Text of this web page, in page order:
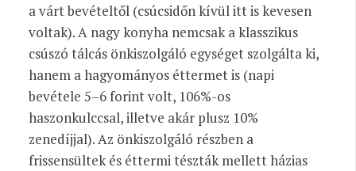
a várt bevételtől (csúcsidőn kívül itt is kevesen
voltak). A nagy konyha nemcsak a klasszikus
csúszó tálcás önkiszolgáló egységet szolgálta ki,
hanem a hagyományos éttermet is (napi
bevétele 5–6 forint volt, 106%-os
haszonkulccsal, illetve akár plusz 10%
zenedíjjal). Az önkiszolgáló részben a
frissensültek és éttermi tészták mellett házias